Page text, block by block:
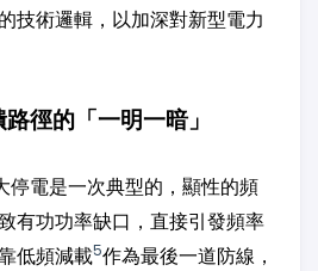
技術邏輯，以加深對新型電力
徑的「一明一暗」
停電是一次典型的，顯性的頻
有功功率缺口，直接引發頻率
低頻減載5作為最後一道防線，